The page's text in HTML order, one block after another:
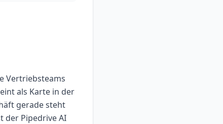
Vertriebsteams
als Karte in der
gerade steht
der Pipedrive AI